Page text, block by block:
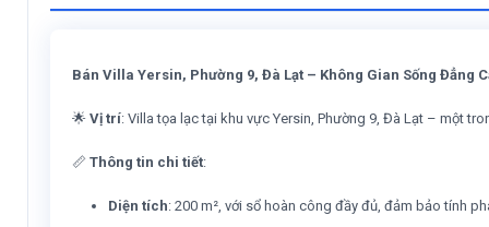
Bán Villa Yersin, Phường 9, Đà Lạt – Không Gian Sống Đẳng
🌟Vị trí: Villa tọa lạc tại khu vực Yersin, Phường 9, Đà Lạt – một
📏Thông tin chi tiết:
Diện tích: 200 m², với sổ hoàn công đầy đủ, đảm bảo tính